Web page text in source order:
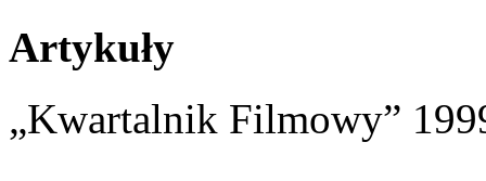
Artykuły
„Kwartalnik Filmowy”